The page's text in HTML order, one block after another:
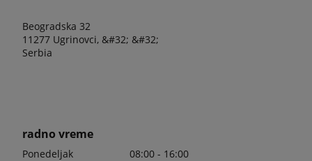
Beogradska 32
11277 Ugrinovci, &#32; &#32;
Serbia
radno vreme
Ponedeljak
08:00 - 16:00